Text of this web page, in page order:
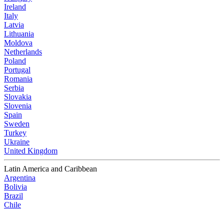
Ireland
Italy
Latvia
Lithuania
Moldova
Netherlands
Poland
Portugal
Romania
Serbia
Slovakia
Slovenia
Spain
Sweden
Turkey
Ukraine
United Kingdom
Latin America and Caribbean
Argentina
Bolivia
Brazil
Chile